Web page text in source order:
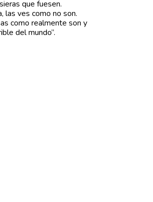
que fuesen.
las ves como no son.
como realmente son y
del mundo”.